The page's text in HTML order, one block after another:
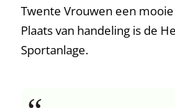
Twente Vrouwen een
Plaats van handeling is de
Sportanlage.